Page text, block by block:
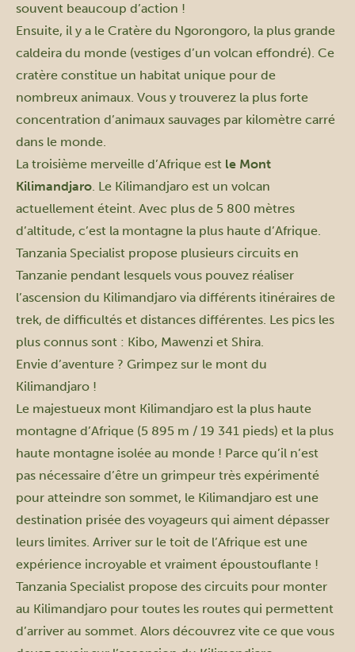
souvent beaucoup d’action !
Ensuite, il y a le Cratère du Ngorongoro, la plus grande
caldeira du monde (vestiges d’un volcan effondré). Ce
cratère constitue un habitat unique pour de
nombreux animaux. Vous y trouverez la plus forte
concentration d’animaux sauvages par kilomètre carré
dans le monde.
La troisième merveille d’Afrique est le Mont
Kilimandjaro. Le Kilimandjaro est un volcan
actuellement éteint. Avec plus de 5 800 mètres
d’altitude, c’est la montagne la plus haute d’Afrique.
Tanzania Specialist propose plusieurs circuits en
Tanzanie pendant lesquels vous pouvez réaliser
l’ascension du Kilimandjaro via différents itinéraires de
trek, de difficultés et distances différentes. Les pics les
plus connus sont : Kibo, Mawenzi et Shira.
Envie d’aventure ? Grimpez sur le mont du
Kilimandjaro !
Le majestueux mont Kilimandjaro est la plus haute
montagne d’Afrique (5 895 m / 19 341 pieds) et la plus
haute montagne isolée au monde ! Parce qu’il n’est
pas nécessaire d’être un grimpeur très expérimenté
pour atteindre son sommet, le Kilimandjaro est une
destination prisée des voyageurs qui aiment dépasser
leurs limites. Arriver sur le toit de l’Afrique est une
expérience incroyable et vraiment époustouflante !
Tanzania Specialist propose des circuits pour monter
au Kilimandjaro pour toutes les routes qui permettent
d’arriver au sommet. Alors découvrez vite ce que vous